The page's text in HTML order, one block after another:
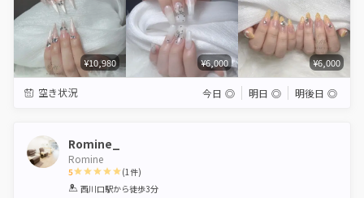
¥10,980 ¥6,000 ¥6,000
空き状況 今日 ◎ 明日 ◎ 明後日 ◎
Romine_
Romine
5
1 2 3 4 5
(1件)
西川口駅から徒歩3分